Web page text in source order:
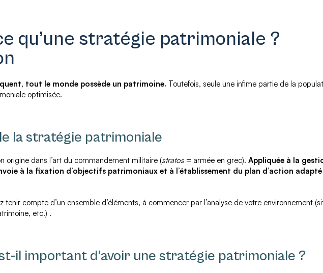
qu’une stratégie patrimoniale ?
tout le monde possède un patrimoine. Toutefois, seule une infime partie de la
optimisée.
la stratégie patrimoniale
origine dans l’art du commandement militaire (stratos= armée en grec).Appliquée à la
à la fixation d’objectifs patrimoniaux et à l’établissement du plan d’action
tenir compte d’un ensemble d’éléments, à commencer par l’analyse de votre environnement
etc.) .
il important d’avoir une stratégie patrimoniale ?